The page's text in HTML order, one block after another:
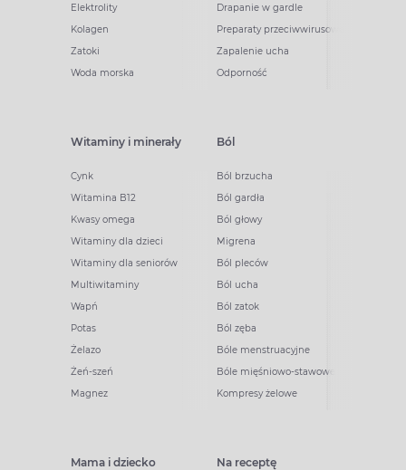
Elektrolity
Kolagen
Zatoki
Woda morska
Drapanie w gardle
Preparaty przeciwwirusowe
Zapalenie ucha
Odporność
Witaminy i minerały
Cynk
Witamina B12
Kwasy omega
Witaminy dla dzieci
Witaminy dla seniorów
Multiwitaminy
Wapń
Potas
Żelazo
Żeń-szeń
Magnez
Ból
Ból brzucha
Ból gardła
Ból głowy
Migrena
Ból pleców
Ból ucha
Ból zatok
Ból zęba
Bóle menstruacyjne
Bóle mięśniowo-stawowe
Kompresy żelowe
Mama i dziecko Na receptę